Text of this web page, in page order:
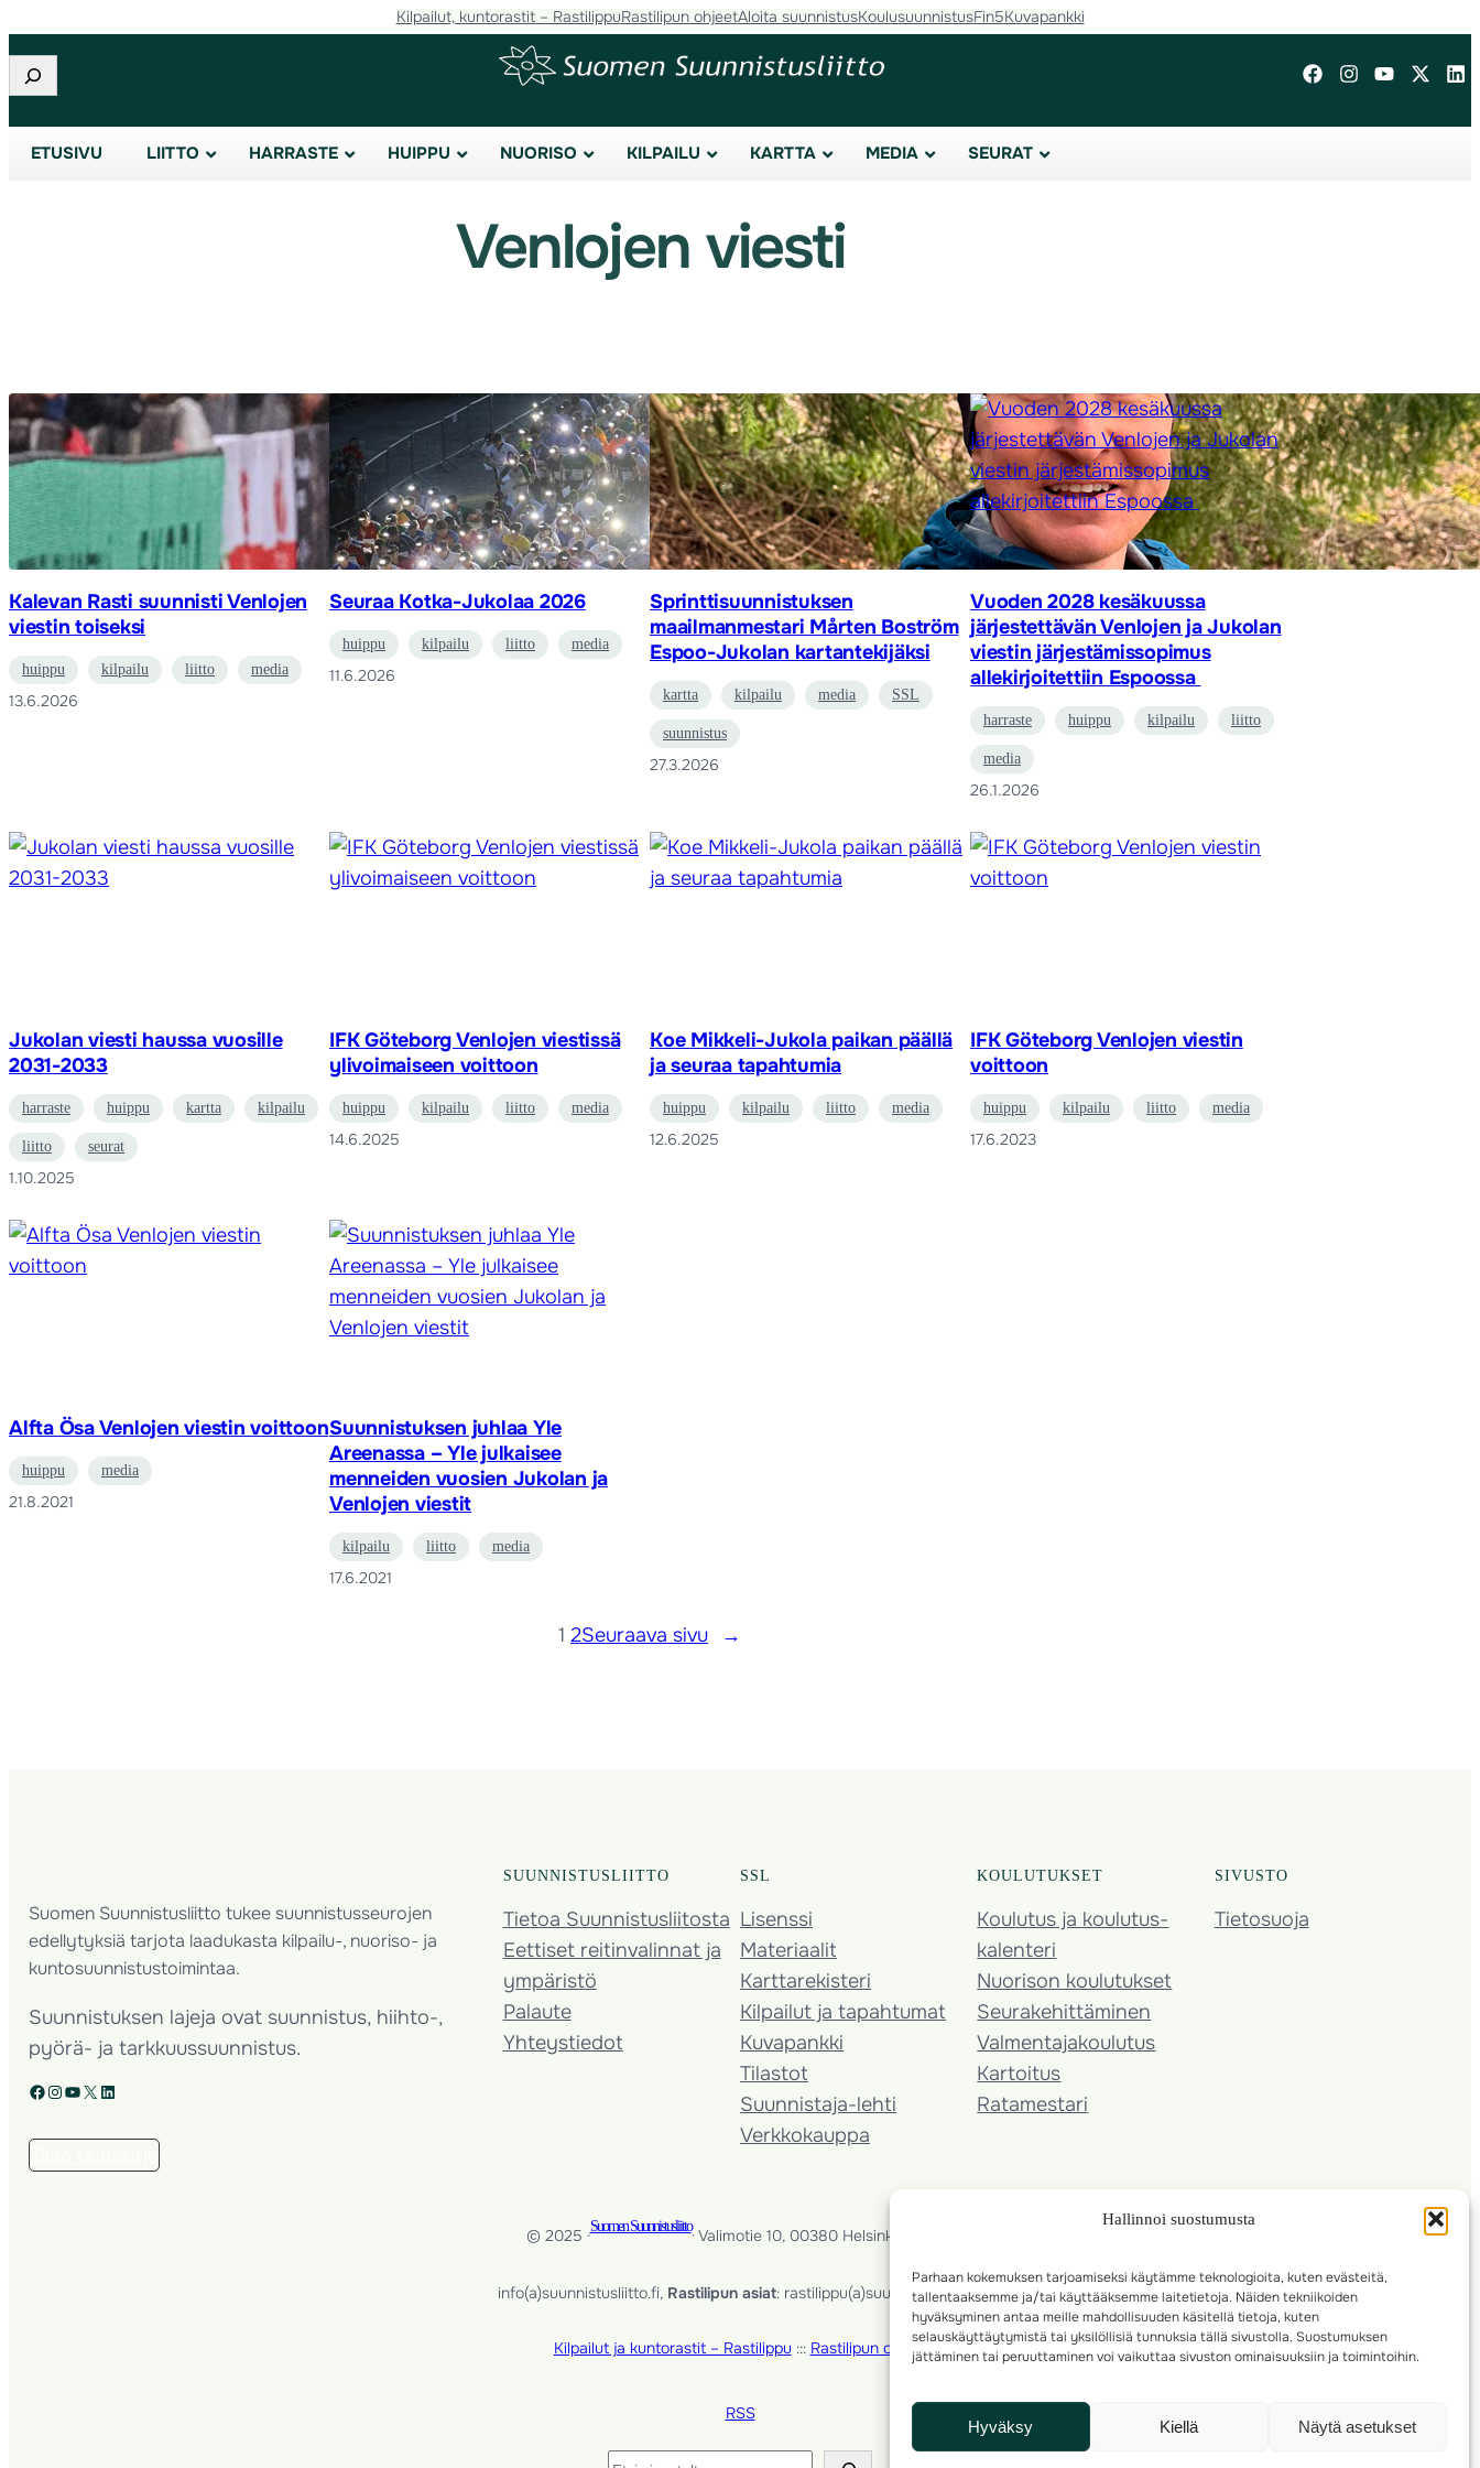
Hallinnoi suostumusta
Parhaan kokemuksen tarjoamiseksi käytämme teknologioita, kuten evästeitä,
tallentaaksemme ja/tai käyttääksemme laitetietoja. Näiden tekniikoiden
hyväksyminen antaa meille mahdollisuuden käsitellä tietoja, kuten
selauskäyttäytymistä tai yksilöllisiä tunnuksia tällä sivustolla. Suostumuksen
jättäminen tai peruuttaminen voi vaikuttaa sivuston ominaisuuksiin ja toimintoihin.
Hyväksy Kiellä Näytä asetukset
sisältöön
Kilpailut, kuntorastit – RastilippuRastilipun ohjeetAloita suunnistusKoulusuunnistusFin5Kuvapankki
Etsi
ETUSIVU LIITTO HARRASTE HUIPPU NUORISO KILPAILU KARTTA MEDIA SEURAT
Venlojen viesti
Kalevan Rasti suunnisti Venlojen
viestin toiseksi
huippu kilpailu liitto media
13.6.2026
Seuraa Kotka-Jukolaa 2026
huippu kilpailu liitto media
11.6.2026
Sprinttisuunnistuksen
maailmanmestari Mårten Boström
Espoo-Jukolan kartantekijäksi
kartta kilpailu media SSL
suunnistus
27.3.2026
Vuoden 2028 kesäkuussa
järjestettävän Venlojen ja Jukolan
viestin järjestämissopimus
allekirjoitettiin Espoossa
harraste huippu kilpailu liitto
media
26.1.2026
Jukolan viesti haussa vuosille
2031-2033
harraste huippu kartta kilpailu
liitto seurat
1.10.2025
IFK Göteborg Venlojen viestissä
ylivoimaiseen voittoon
huippu kilpailu liitto media
14.6.2025
Koe Mikkeli-Jukola paikan päällä
ja seuraa tapahtumia
huippu kilpailu liitto media
12.6.2025
IFK Göteborg Venlojen viestin
voittoon
huippu kilpailu liitto media
17.6.2023
Alfta Ösa Venlojen viestin voittoon
huippu media
21.8.2021
Suunnistuksen juhlaa Yle
Areenassa – Yle julkaisee
menneiden vuosien Jukolan ja
Venlojen viestit
kilpailu liitto media
17.6.2021
1 2Seuraava sivu →
Suomen Suunnistusliitto tukee suunnistusseurojen
edellytyksiä tarjota laadukasta kilpailu-, nuoriso- ja
kuntosuunnistustoimintaa.
Suunnistuksen lajeja ovat suunnistus, hiihto-,
pyörä- ja tarkkuussuunnistus.
Facebook Instagram YouTube X LinkedIn
SUUNNISTUSLIITTO
Tietoa Suunnistusliitosta
Eettiset reitinvalinnat ja
ympäristö
Palaute
Yhteystiedot
SSL
Lisenssi
Materiaalit
Karttarekisteri
Kilpailut ja tapahtumat
Kuvapankki
Tilastot
Suunnistaja-lehti
Verkkokauppa
KOULUTUKSET
Koulutus ja koulutus­
kalenteri
Nuorison koulutukset
Seura­kehittäminen
Valmentaja­koulutus
Kartoitus
Ratamestari
SIVUSTO
Tietosuoja
© 2025 ·
Suomen Suunnistusliitto
· Valimotie 10, 00380 Helsinki, Finland
info(a)suunnistusliitto.fi, Rastilipun asiat: rastilippu(a)suunnistusliitto.fi
Kilpailut ja kuntorastit – Rastilippu::: Rastilipun ohjeet
RSS
Etsi